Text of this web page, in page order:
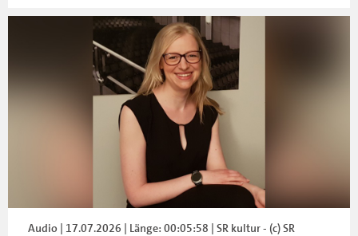
Audio | 17.07.2026 | Länge: 00:05:58 | SR kultur - (c) SR